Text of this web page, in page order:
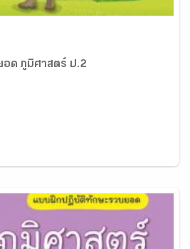
ด ภูมิศาสตร์ ป.2